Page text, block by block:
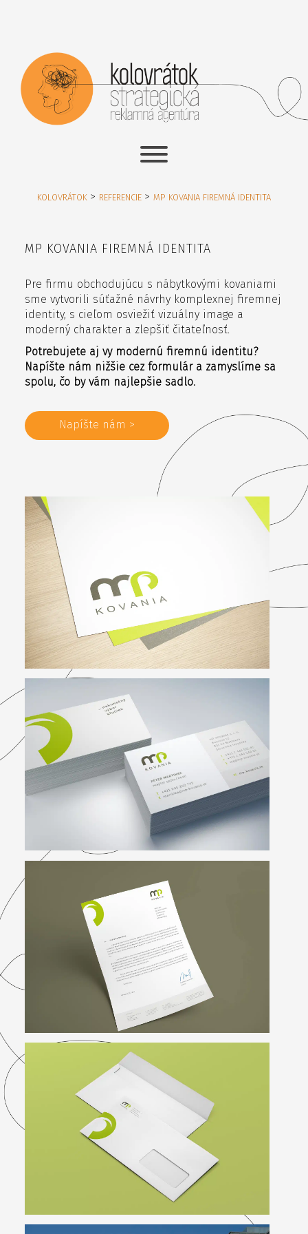
KOLOVRÁTOK > REFERENCIE > MP KOVANIA FIREMNÁ IDENTITA
MP KOVANIA FIREMNÁ IDENTITA
Pre firmu obchodujúcu s nábytkovými kovaniami
sme vytvorili súťažné návrhy komplexnej firemnej
identity, s cieľom osviežiť vizuálny image a
moderný charakter a zlepšiť čitateľnosť.
Potrebujete aj vy modernú firemnú identitu?
Napíšte nám nižšie cez formulár a zamyslíme sa
spolu, čo by vám najlepšie sadlo.
Napíšte nám >